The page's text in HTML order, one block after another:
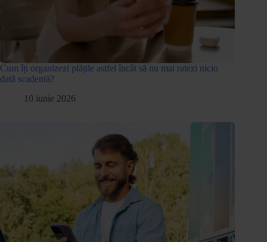
Cum îți organizezi plățile astfel încât să nu mai ratezi nicio
dată scadentă?
10 iunie 2026